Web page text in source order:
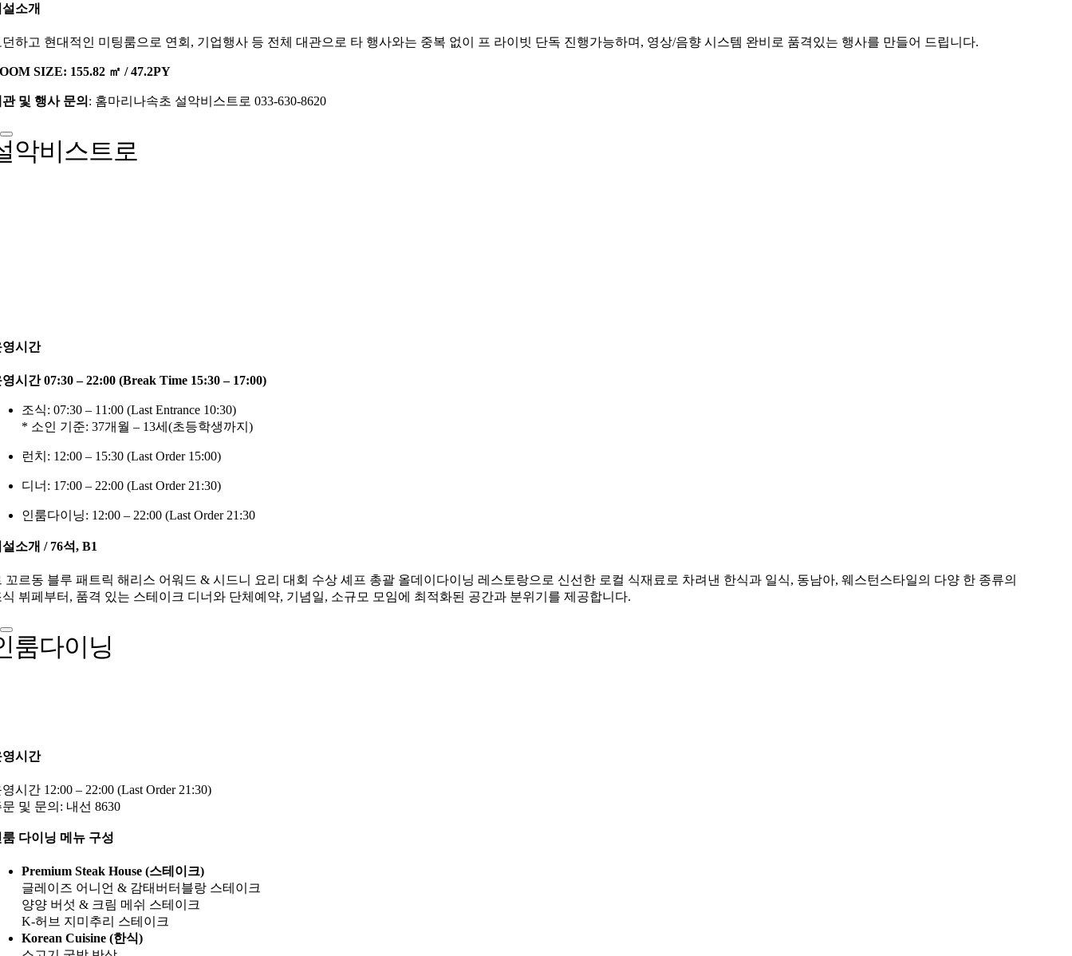
소개
하고 현대적인 미팅룸으로 연회, 기업행사 등 전체 대관으로 타 행사와는 중복 없이 프 라이빗 단독 진행가능하며, 영상/음향 시스템 완비로 품격있는 행사를 만들어 드립니다.
SIZE: 155.82 ㎡ / 47.2PY
및 행사 문의 : 홈마리나속초 설악비스트로 033-630-8620
악비스트로
시간
시간 07:30 – 22:00 (Break Time 15:30 – 17:00)
조식: 07:30 – 11:00 (Last Entrance 10:30)
* 소인 기준: 37개월 – 13세(초등학생까지)
런치: 12:00 – 15:30 (Last Order 15:00)
디너: 17:00 – 22:00 (Last Order 21:30)
인룸다이닝: 12:00 – 22:00 (Last Order 21:30
소개 / 76석, B1
꼬르동 블루 패트릭 해리스 어워드 & 시드니 요리 대회 수상 셰프 총괄 올데이다이닝 레스토랑으로 신선한 로컬 식재료로 차려낸 한식과 일식, 동남아, 웨스턴스타일의 다양 한 종류의
뷔페부터, 품격 있는 스테이크 디너와 단체예약, 기념일, 소규모 모임에 최적화된 공간과 분위기를 제공합니다.
룸다이닝
시간
시간 12:00 – 22:00 (Last Order 21:30)
및 문의: 내선 8630
다이닝 메뉴 구성
Premium Steak House (스테이크)
글레이즈 어니언 & 감태버터블랑 스테이크
양양 버섯 & 크림 메쉬 스테이크
K-허브 지미추리 스테이크
Korean Cuisine (한식)